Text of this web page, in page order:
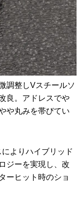
調整しVスチールソ
良。アドレスでや
や丸みを帯びてい
よりハイブリッド
ジーを実現し、改
ーヒット時のショ